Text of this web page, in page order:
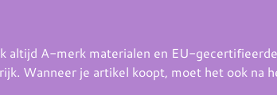
altijd A-merk materialen en EU-
Wanneer je artikel koopt, moet het ook na